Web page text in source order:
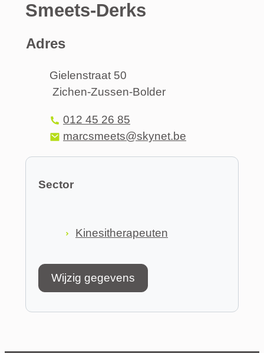
Smeets-Derks
Adres
AdresGielenstraat 50
Zichen-Zussen-Bolder
012 45 26 85
E-mail marcsmeets@skynet.be
Sector
Kinesitherapeuten
Wijzig gegevens